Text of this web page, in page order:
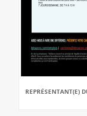
REPRÉSENTANT(E)